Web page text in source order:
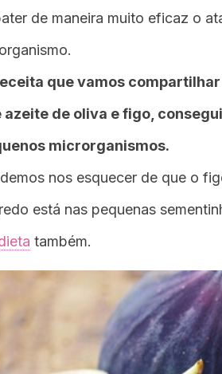
de maneira muito eficaz o
que vamos
azeite de oliva e figo,
microrganismos.
nos esquecer de que o
está nas pequenas
também.